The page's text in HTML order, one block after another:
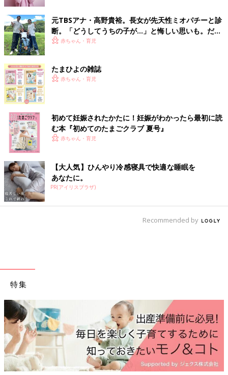
いつも虫取りアミを欲しがることもなくお兄ちゃんを見ていたけ
ど、実は興味あったんだね。
そのあと、満足気に味噌こしを返してくれたムスメでした。
ムスメにも、短めの虫取りアミを探そうと思います。
次回もお楽しみに♪
■これまでの記事はこちら
・[ヒビユウの育児絵日記]の記事一覧
[ヒビユウ]
5才息子と2才娘のママ。現在は専業主婦。
子ども２人と夫との日々を絵日記にしてインスタグラム
(https://www.instagram.com/hibi_yuu/
■ブログ hibi家です。ヒビユウの育児絵日記
・[１０年ぶりに妊娠しました]の記事一覧
・[うちのこと。子ども２人育ててます！]の記事一覧
・新米ママハトコの記事一覧
・ [うちのリボンちゃん]の記事一覧
・御手洗直子の「つっこみが止まらないコマダム日記」記事一覧
前の話
次の話
元TBSアナ・高野貴裕。長女が先天性ミオパチーと診
断。「どうしてうちの子が…」と悔しい思いも。だか
らこそ、娘との時間を全力で楽しみたい
赤ちゃん・育児
たまひよの雑誌
赤ちゃん・育児
初めて妊娠されたかたに！妊娠がわかったら最初に読
む本『初めてのたまごクラブ 夏号』
赤ちゃん・育児
【大人気】ひんやり冷感寝具で快適な睡眠を
あなたに。
PR(アイリスプラザ)
Recommended by
特集